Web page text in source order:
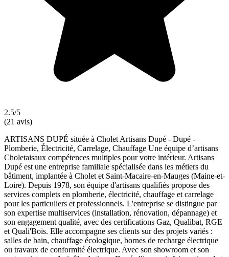
2.5/5
(21 avis)
ARTISANS DUPÉ située à Cholet Artisans Dupé - Dupé -
Plomberie, Électricité, Carrelage, Chauffage Une équipe d’artisans
Choletaisaux compétences multiples pour votre intérieur. Artisans
Dupé est une entreprise familiale spécialisée dans les métiers du
bâtiment, implantée à Cholet et Saint-Macaire-en-Mauges (Maine-et-
Loire). Depuis 1978, son équipe d'artisans qualifiés propose des
services complets en plomberie, électricité, chauffage et carrelage
pour les particuliers et professionnels. L'entreprise se distingue par
son expertise multiservices (installation, rénovation, dépannage) et
son engagement qualité, avec des certifications Gaz, Qualibat, RGE
et Quali'Bois. Elle accompagne ses clients sur des projets variés :
salles de bain, chauffage écologique, bornes de recharge électrique
ou travaux de conformité électrique. Avec son showroom et son